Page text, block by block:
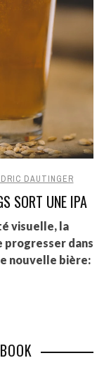
DAUTINGER
SORT UNE IPA
visuelle, la
progresser dans
nouvelle bière: